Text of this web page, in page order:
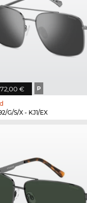
72,00 € P
G/S/X - KJ1/EX